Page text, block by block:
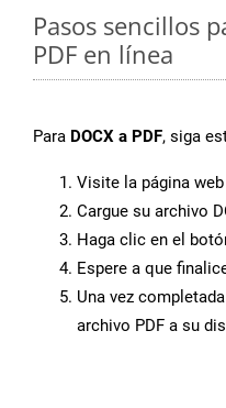
Pasos sencillos
PDF en línea
Para DOCX a PDF, siga
Visite la página web
Cargue su archivo
Haga clic en el
Espere a que
Una vez
archivo PDF a su